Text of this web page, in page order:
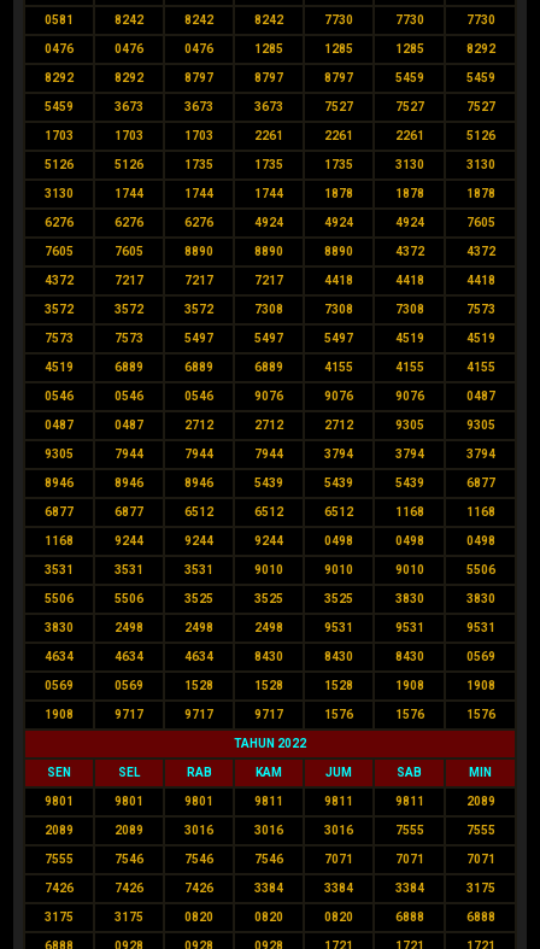
0581 8242 8242 8242 7730 7730 7730
0476 0476 0476 1285 1285 1285 8292
8292 8292 8797 8797 8797 5459 5459
5459 3673 3673 3673 7527 7527 7527
1703 1703 1703 2261 2261 2261 5126
5126 5126 1735 1735 1735 3130 3130
3130 1744 1744 1744 1878 1878 1878
6276 6276 6276 4924 4924 4924 7605
7605 7605 8890 8890 8890 4372 4372
4372 7217 7217 7217 4418 4418 4418
3572 3572 3572 7308 7308 7308 7573
7573 7573 5497 5497 5497 4519 4519
4519 6889 6889 6889 4155 4155 4155
0546 0546 0546 9076 9076 9076 0487
0487 0487 2712 2712 2712 9305 9305
9305 7944 7944 7944 3794 3794 3794
8946 8946 8946 5439 5439 5439 6877
6877 6877 6512 6512 6512 1168 1168
1168 9244 9244 9244 0498 0498 0498
3531 3531 3531 9010 9010 9010 5506
5506 5506 3525 3525 3525 3830 3830
3830 2498 2498 2498 9531 9531 9531
4634 4634 4634 8430 8430 8430 0569
0569 0569 1528 1528 1528 1908 1908
1908 9717 9717 9717 1576 1576 1576
TAHUN 2022
SEN SEL RAB KAM JUM SAB MIN
9801 9801 9801 9811 9811 9811 2089
2089 2089 3016 3016 3016 7555 7555
7555 7546 7546 7546 7071 7071 7071
7426 7426 7426 3384 3384 3384 3175
3175 3175 0820 0820 0820 6888 6888
6888 0928 0928 0928 1721 1721 1721